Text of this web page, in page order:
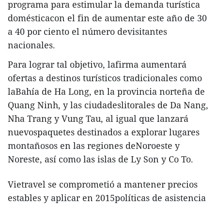
programa para estimular la demanda turística
domésticacon el fin de aumentar este año de 30
a 40 por ciento el número devisitantes
nacionales.
Para lograr tal objetivo, lafirma aumentará
ofertas a destinos turísticos tradicionales como
laBahía de Ha Long, en la provincia norteña de
Quang Ninh, y las ciudadeslitorales de Da Nang,
Nha Trang y Vung Tau, al igual que lanzará
nuevospaquetes destinados a explorar lugares
montañosos en las regiones deNoroeste y
Noreste, así como las islas de Ly Son y Co To.
Vietravel se comprometió a mantener precios
estables y aplicar en 2015políticas de asistencia